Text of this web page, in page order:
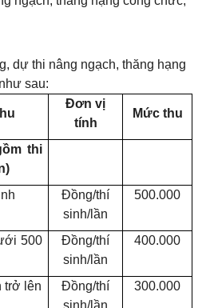
dự thi nâng ngạch, thăng hạng
sau:
Đơn vị
tính
Mức thu
thi
Đồng/thí
sinh/lần
500.000
500
Đồng/thí
sinh/lần
400.000
trở lên
Đồng/thí
sinh/lần
300.000